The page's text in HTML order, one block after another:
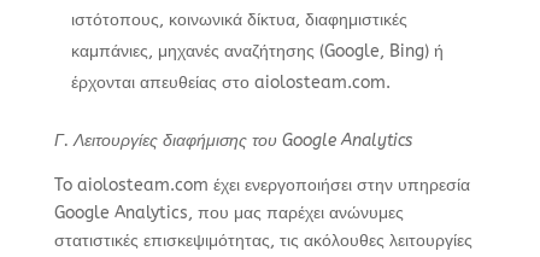
ιστότοπους, κοινωνικά δίκτυα, διαφημιστικές
καμπάνιες, μηχανές αναζήτησης (Google, Bing) ή
έρχονται απευθείας στο aiolosteam.com.
Γ. Λειτουργίες διαφήμισης του Google Analytics
To aiolosteam.com έχει ενεργοποιήσει στην υπηρεσία
Google Analytics, που μας παρέχει ανώνυμες
στατιστικές επισκεψιμότητας, τις ακόλουθες λειτουργίες